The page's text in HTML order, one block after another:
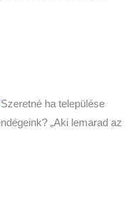
Szeretné ha települése
„Aki lemarad az